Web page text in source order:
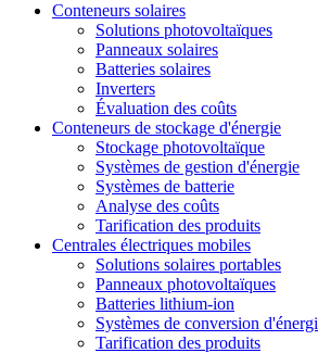
Conteneurs solaires
Solutions photovoltaïques
Panneaux solaires
Batteries solaires
Inverters
Évaluation des coûts
Conteneurs de stockage d'énergie
Stockage photovoltaïque
Systèmes de gestion d'énergie
Systèmes de batterie
Analyse des coûts
Tarification des produits
Centrales électriques mobiles
Solutions solaires portables
Panneaux photovoltaïques
Batteries lithium-ion
Systèmes de conversion
Tarification des produits